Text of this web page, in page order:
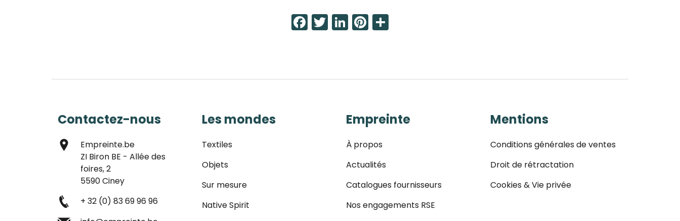
Facebook
Twitter
LinkedIn
Pinterest
Contactez-nous
Empreinte.be
ZI Biron BE - Allée des
foires, 2
5590 Ciney
+ 32 (0) 83 69 96 96
Les mondes
Textiles
Objets
Sur mesure
Native Spirit
Empreinte
À propos
Actualités
Catalogues fournisseurs
Nos engagements RSE
Mentions
Conditions générales de ventes
Droit de rétractation
Cookies & Vie privée